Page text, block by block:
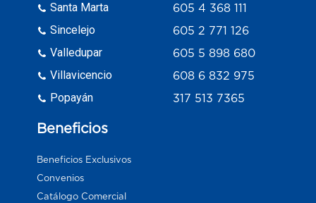
Santa Marta
Sincelejo
Valledupar
Villavicencio
Popayán
605 4 368 111
605 2 771 126
605 5 898 680
608 6 832 975
317 513 7365
Beneficios
Beneficios Exclusivos
Convenios
Catálogo Comercial